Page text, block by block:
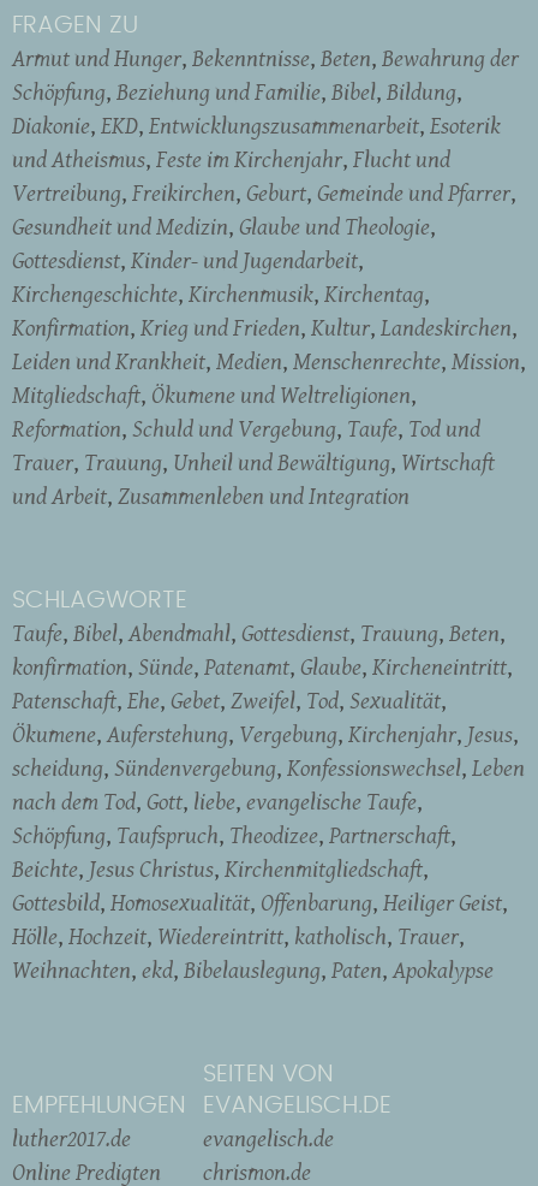
FRAGEN ZU
Armut und Hunger Bekenntnisse Beten Bewahrung der
Schöpfung Beziehung und Familie Bibel Bildung
Diakonie EKD Entwicklungszusammenarbeit Esoterik
und Atheismus Feste im Kirchenjahr Flucht und
Vertreibung Freikirchen Geburt Gemeinde und Pfarrer
Gesundheit und Medizin Glaube und Theologie
Gottesdienst Kinder- und Jugendarbeit
Kirchengeschichte Kirchenmusik Kirchentag
Konfirmation Krieg und Frieden Kultur Landeskirchen
Leiden und Krankheit Medien Menschenrechte Mission
Mitgliedschaft Ökumene und Weltreligionen
Reformation Schuld und Vergebung Taufe Tod und
Trauer Trauung Unheil und Bewältigung Wirtschaft
und Arbeit Zusammenleben und Integration
SCHLAGWORTE
Taufe Bibel Abendmahl Gottesdienst Trauung Beten
konfirmation Sünde Patenamt Glaube Kircheneintritt
Patenschaft Ehe Gebet Zweifel Tod Sexualität
Ökumene Auferstehung Vergebung Kirchenjahr Jesus
scheidung Sündenvergebung Konfessionswechsel Leben
nach dem Tod Gott liebe evangelische Taufe
Schöpfung Taufspruch Theodizee Partnerschaft
Beichte Jesus Christus Kirchenmitgliedschaft
Gottesbild Homosexualität Offenbarung Heiliger Geist
Hölle Hochzeit Wiedereintritt katholisch Trauer
Weihnachten ekd Bibelauslegung Paten Apokalypse
EMPFEHLUNGEN
luther2017.de
Online Predigten
SEITEN VON
EVANGELISCH.DE
evangelisch.de
chrismon.de